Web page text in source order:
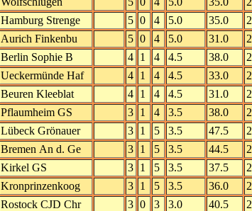
Hamburg Strenge 5 0 4 5.0 35.0
2
Aurich Finkenbu 5 0 4 5.0 31.0
2
Berlin Sophie B 4 1 4 4.5 38.0
2
Ueckermünde Haf 4 1 4 4.5 33.0
2
Beuren Kleeblat 4 1 4 4.5 31.0
2
Pflaumheim GS 3 1 4 3.5 38.0
2
Lübeck Grönauer 3 1 5 3.5 47.5
2
Bremen An d. Ge 3 1 5 3.5 44.5
2
Kirkel GS 3 1 5 3.5 37.5
2
Kronprinzenkoog 3 1 5 3.5 36.0
2
Rostock CJD Chr 3 0 3 3.0 40.5
2